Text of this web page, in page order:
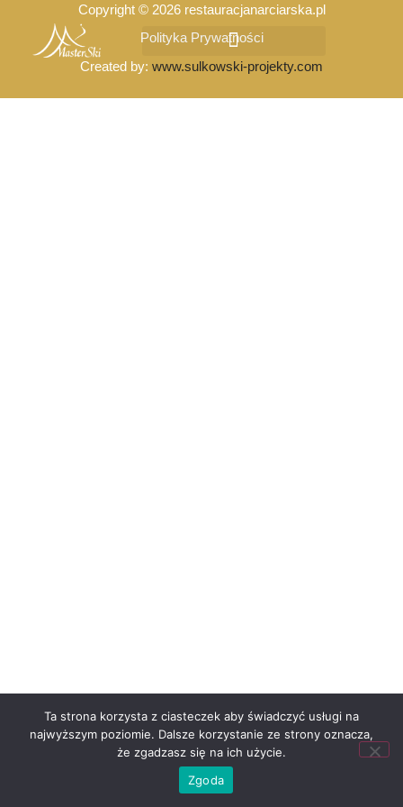
Copyright © 2026 restauracjanarciarska.pl
Polityka Prywatności
Created by: www.sulkowski-projekty.com
Ta strona korzysta z ciasteczek aby świadczyć usługi na
najwyższym poziomie. Dalsze korzystanie ze strony oznacza,
że zgadzasz się na ich użycie.
Zgoda